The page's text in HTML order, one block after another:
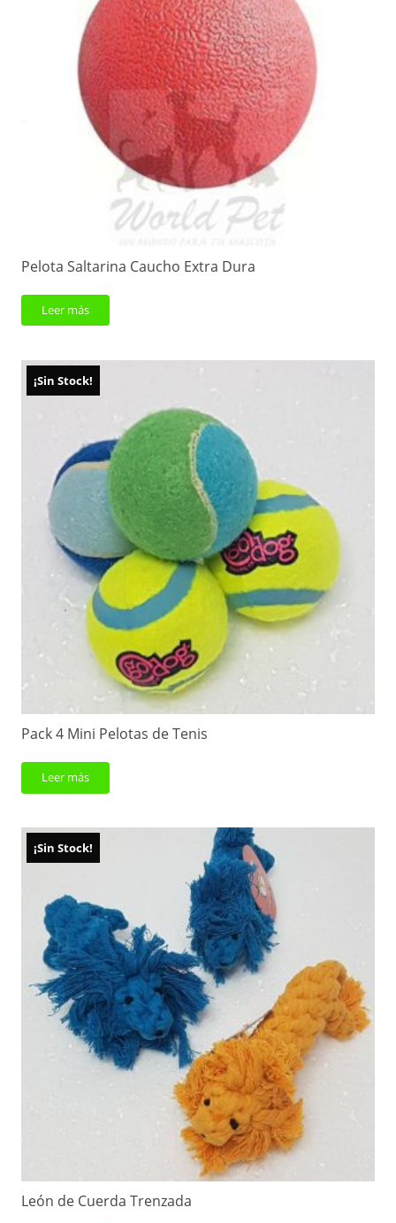
Pelota Saltarina Caucho Extra Dura
Leer más
¡Sin Stock!
Pack 4 Mini Pelotas de Tenis
Leer más
¡Sin Stock!
León de Cuerda Trenzada